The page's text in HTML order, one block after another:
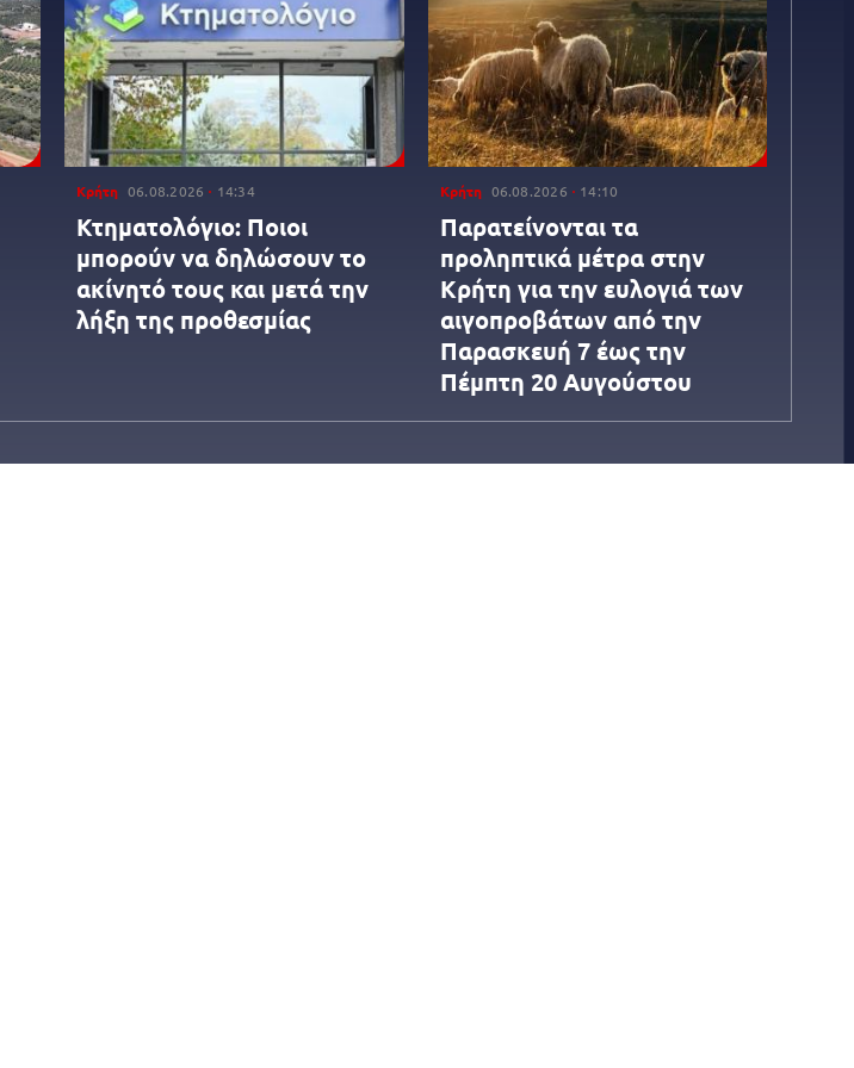
Κρήτη 06.08.2026 14:34
Κτηματολόγιο: Ποιοι
μπορούν να δηλώσουν το
ακίνητό τους και μετά την
λήξη της προθεσμίας
Κρήτη 06.08.2026 14:10
Παρατείνονται τα
προληπτικά μέτρα στην
Κρήτη για την ευλογιά των
αιγοπροβάτων από την
Παρασκευή 7 έως την
Πέμπτη 20 Αυγούστου